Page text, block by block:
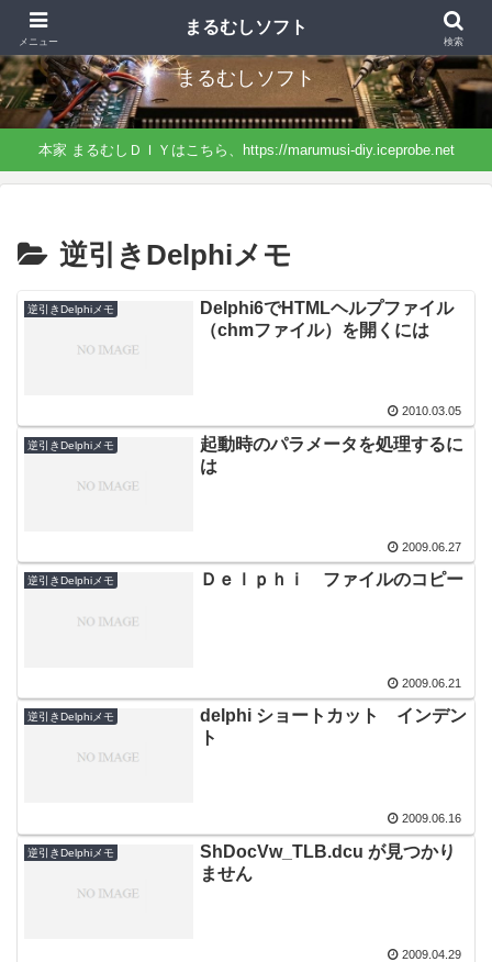
まるむしＤＩＹから分離したサイト、ソフトに特化したネタになっています。
まるむしソフト
本家 まるむしＤＩＹはこちら、https://marumusi-diy.iceprobe.net
逆引きDelphiメモ
逆引きDelphiメモ
Delphi6でHTMLヘルプファイル
（chmファイル）を開くには
2010.03.05
逆引きDelphiメモ
起動時のパラメータを処理するに
は
2009.06.27
逆引きDelphiメモ Ｄｅｌｐｈｉ ファイルのコピー
2009.06.21
逆引きDelphiメモ
delphi ショートカット インデン
ト
2009.06.16
逆引きDelphiメモ
ShDocVw_TLB.dcu が見つかり
ません
2009.04.29
メニュー
まるむしソフト
検索